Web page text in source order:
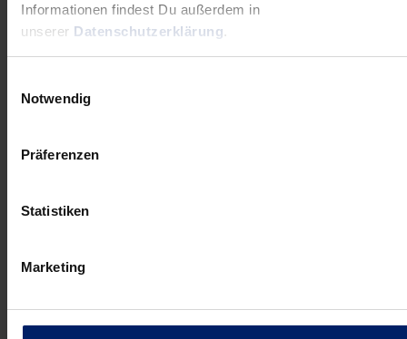
Informationen findest Du außerdem in
unserer Datenschutzerklärung.
Notwendig
Präferenzen
Statistiken
Marketing
Alle News anzeigen